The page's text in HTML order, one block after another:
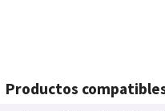
Productos